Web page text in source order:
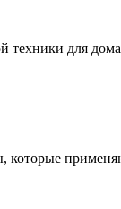
техники для